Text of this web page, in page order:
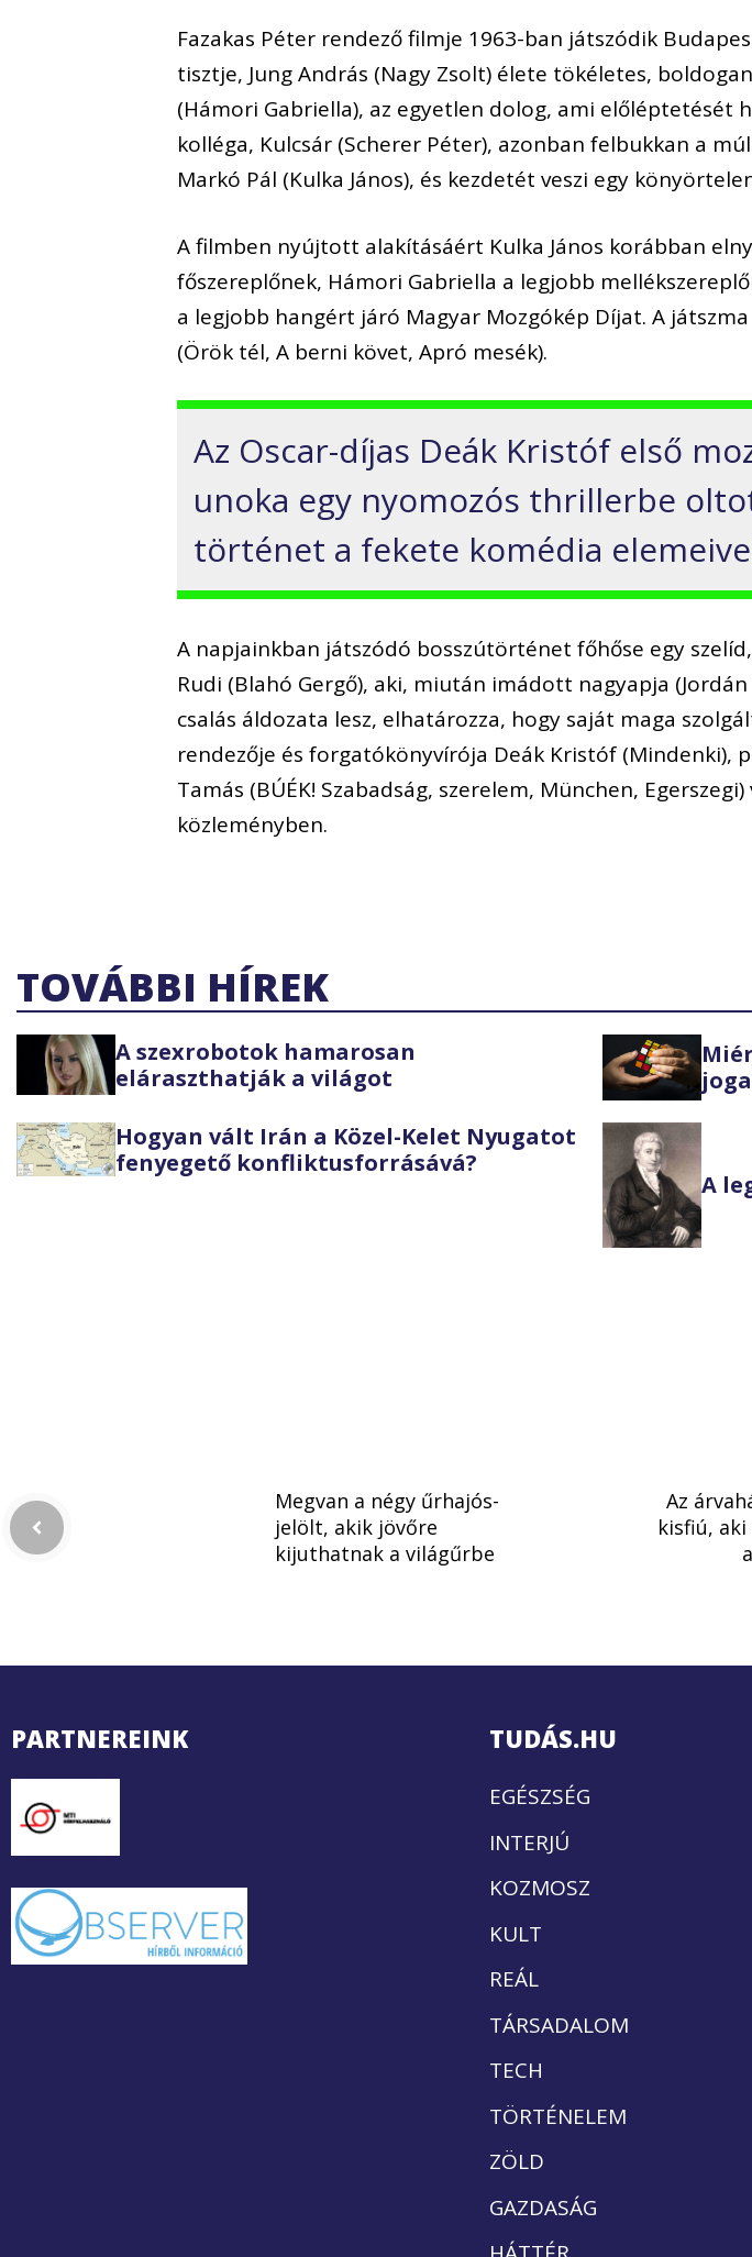
Fazakas Péter rendező filmje 1963-ban játszódik
tisztje, Jung András (Nagy Zsolt) élete tökéletes,
(Hámori Gabriella), az egyetlen dolog, ami előléptetését
kolléga, Kulcsár (Scherer Péter), azonban felbukkan a
Markó Pál (Kulka János), és kezdetét veszi egy
A filmben nyújtott alakításáért Kulka János korábban
főszereplőnek, Hámori Gabriella a legjobb
a legjobb hangért járó Magyar Mozgókép Díjat. A
(Örök tél, A berni követ, Apró mesék).
Az Oscar-díjas Deák Kristóf első
unoka egy nyomozós thrillerbe
történet a fekete komédia
A napjainkban játszódó bosszútörténet főhőse egy
Rudi (Blahó Gergő), aki, miután imádott nagyapja
csalás áldozata lesz, elhatározza, hogy saját maga
rendezője és forgatókönyvírója Deák Kristóf (Mindenki),
Tamás (BÚÉK! Szabadság, szerelem, München,
közleményben.
TOVÁBBI HÍREK
A szexrobotok hamarosan
eláraszthatják a világot
Hogyan vált Irán a Közel-Kelet Nyugatot
fenyegető konfliktusforrásává?
A
Megvan a négy űrhajós-
jelölt, akik jövőre
kijuthatnak a világűrbe
Az
kisfiú,
PARTNEREINK TUDÁS.HU
EGÉSZSÉG
INTERJÚ
KOZMOSZ
KULT
REÁL
TÁRSADALOM
TECH
TÖRTÉNELEM
ZÖLD
GAZDASÁG